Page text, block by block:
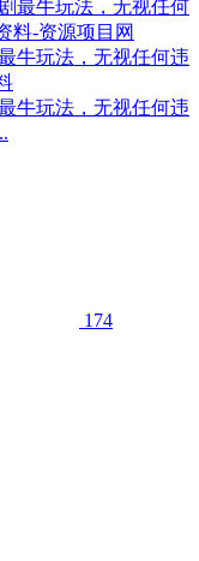
牛玩法，无视任何违
牛玩法，无视任何违
174